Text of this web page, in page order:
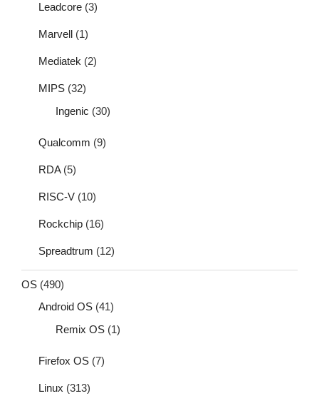
Leadcore (3)
Marvell (1)
Mediatek (2)
MIPS (32)
Ingenic (30)
Qualcomm (9)
RDA(5)
RISC-V (10)
Rockchip (16)
Spreadtrum (12)
OS (490)
Android OS (41)
Remix OS (1)
Firefox OS (7)
Linux (313)